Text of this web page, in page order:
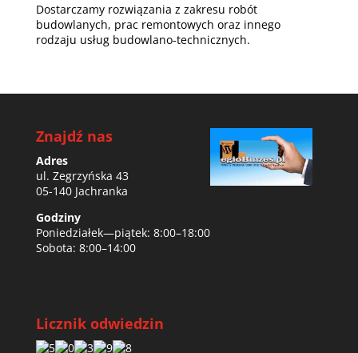
Dostarczamy rozwiązania z zakresu robót
budowlanych, prac remontowych oraz innego
rodzaju usług budowlano-technicznych.
Znajdź nas
Adres
ul. Zegrzyńska 43
05-140 Jachranka
Godziny
Poniedziałek—piątek: 8:00–18:00
Sobota: 8:00–14:00
Licznik odwiedzin